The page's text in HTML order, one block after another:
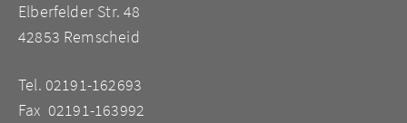
Elberfelder Str. 48
42853 Remscheid
Tel. 02191-162693
Fax 02191-163992